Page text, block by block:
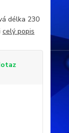
délka 230
celý popis